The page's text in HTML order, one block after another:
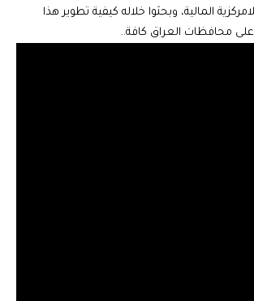
المالية، وبحثوا خلاله كيفية تطوير هذا
محافظات العراق كافة..